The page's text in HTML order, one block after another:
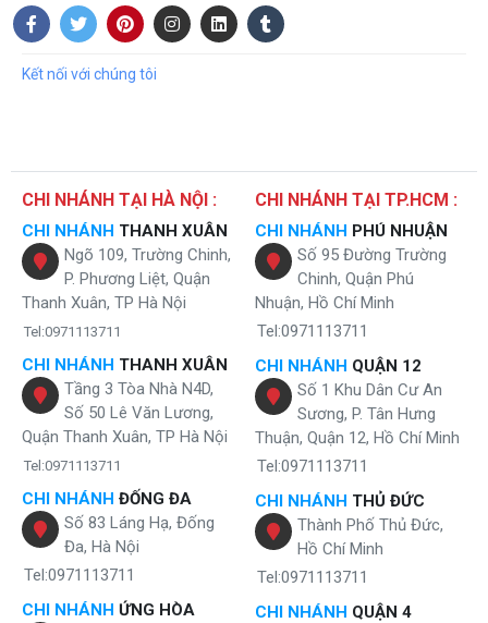
Kết nối với chúng tôi
CHI NHÁNH TẠI HÀ NỘI :
CHI NHÁNH THANH XUÂN
Ngõ 109, Trường Chinh,
P. Phương Liệt, Quận
Thanh Xuân, TP Hà Nội
Tel:0971113711
CHI NHÁNH THANH XUÂN
Tầng 3 Tòa Nhà N4D,
Số 50 Lê Văn Lương,
Quận Thanh Xuân, TP Hà Nội
Tel:0971113711
CHI NHÁNH ĐỐNG ĐA
Số 83 Láng Hạ, Đống
Đa, Hà Nội
Tel:0971113711
CHI NHÁNH ỨNG HÒA
CHI NHÁNH TẠI TP.HCM :
CHI NHÁNH PHÚ NHUẬN
Số 95 Đường Trường
Chinh, Quận Phú
Nhuận, Hồ Chí Minh
Tel:0971113711
CHI NHÁNH QUẬN 12
Số 1 Khu Dân Cư An
Sương, P. Tân Hưng
Thuận, Quận 12, Hồ Chí Minh
Tel:0971113711
CHI NHÁNH THỦ ĐỨC
Thành Phố Thủ Đức,
Hồ Chí Minh
Tel:0971113711
CHI NHÁNH QUẬN 4